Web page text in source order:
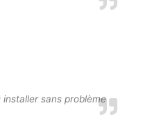
sans problème